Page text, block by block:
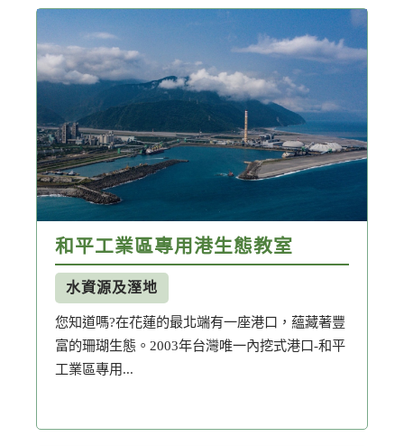
水資源及溼地 社區參與
博物館/動物園
文化資產 水土保持
環境保護 氣候變遷
循環經濟 食農教育
淨零綠生活 水資源保育
海洋保育
和平工業區專用港生態教室
水資源及溼地
您知道嗎?在花蓮的最北端有一座港口，蘊藏著豐
富的珊瑚生態。2003年台灣唯一內挖式港口-和平
工業區專用...